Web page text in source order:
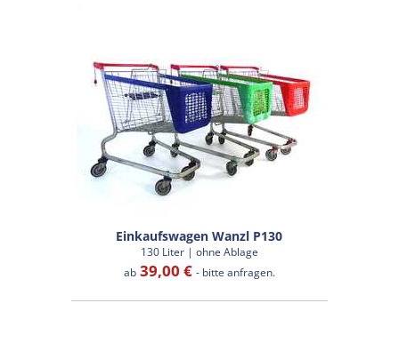
Einkaufswagen Wanzl P130
130 Liter | ohne Ablage
ab39,00 € - bitte anfragen.